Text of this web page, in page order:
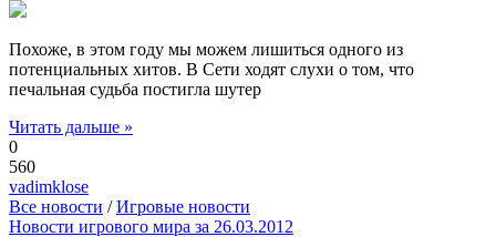
Похоже, в этом году мы можем лишиться одного из
потенциальных хитов. В Сети ходят слухи о том, что
печальная судьба постигла шутер
Читать дальше »
0
560
vadimklose
Все новости /Игровые новости
Новости игрового мира за 26.03.2012